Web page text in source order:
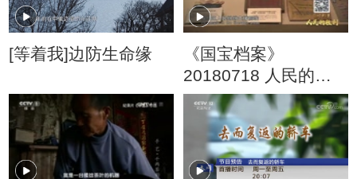
[等着我]边防生命缘
《国宝档案》
20180718 人民的胜
利·决战淮海——百姓
争相去参军